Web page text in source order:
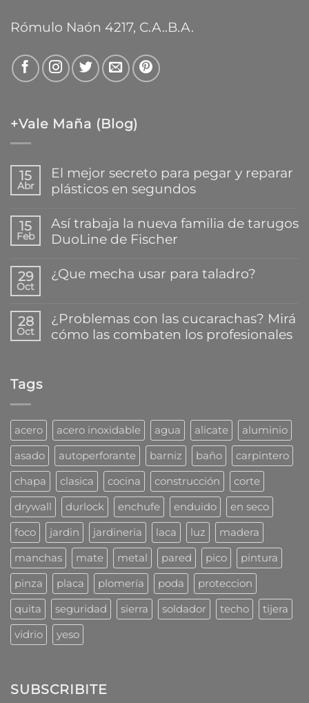
Rómulo Naón 4217, C.A..B.A.
+Vale Maña (Blog)
15
Abr
El mejor secreto para pegar y reparar
plásticos en segundos
hay
comentarios
en
secreto
para
reparar
plásticos
en
15
Feb
Así trabaja la nueva familia de tarugos
DuoLine de Fischer
hay
comentarios
la
nueva
29
Oct
¿Que mecha usar para taladro?
comentarios
en
¿Que
28
Oct
¿Problemas con las cucarachas? Mirá
cómo las combaten los profesionales
cucarachas?
Mirá
cómo
las
combaten
los
profesionales
Tags
acero acero inoxidable agua alicate
aluminio
asado
autoperforante barniz baño
carpintero
chapa
clasica cocina construcción
corte
drywall
durlock enchufe enduido
en seco
foco
jardin jardineria laca luz
madera
manchas
mate metal pared pico
pintura
pinza
placa plomería poda
proteccion
quita
seguridad sierra soldador techo
tijera
vidrio
yeso
SUBSCRIBITE